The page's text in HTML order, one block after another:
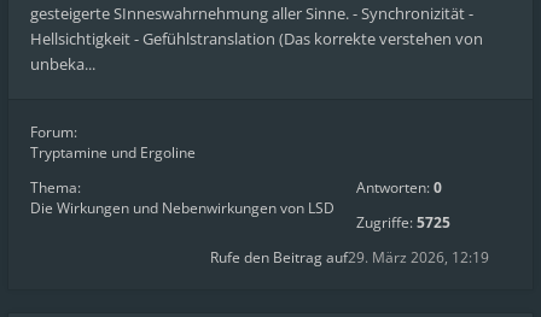
gesteigerte SInneswahrnehmung aller Sinne. - Synchronizität -
Hellsichtigkeit - Gefühlstranslation (Das korrekte verstehen von
unbeka...
Forum:
Tryptamine und Ergoline
Thema:
Die Wirkungen und Nebenwirkungen von LSD
Antworten:0
Zugriffe:5725
29. März 2026, 12:19
Rufe den Beitrag auf